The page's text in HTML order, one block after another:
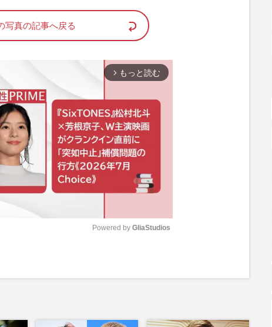
写真の記事へ戻る
arrow_forward_ios もっと読む
u
Powered by GliaStudios